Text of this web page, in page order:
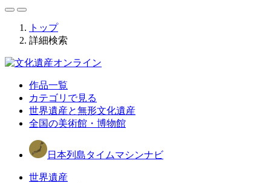
トップ
詳細検索
作品一覧
カテゴリで見る
世界遺産と無形文化遺産
全国の美術館・博物館
日本列島タイムマシンナビ
世界遺産